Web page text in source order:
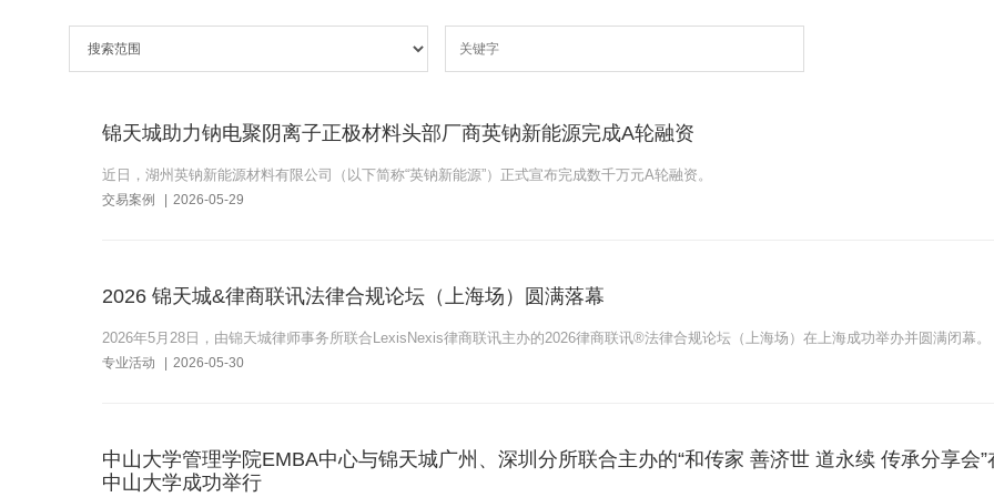
锦天城助力钠电聚阴离子正极材料头部厂商英钠新能源完成A轮融资
近日，湖州英钠新能源材料有限公司（以下简称“英钠新能源”）正式宣布完成数千万元A轮融资。
交易案例 2026-05-29
2026 锦天城&律商联讯法律合规论坛（上海场）圆满落幕
2026年5月28日，由锦天城律师事务所联合LexisNexis律商联讯主办的2026律商联讯®法律合规论坛（上海场）在上海成功举办并圆满闭幕。
专业活动 2026-05-30
中山大学管理学院EMBA中心与锦天城广州、深圳分所联合主办的“和传家 善济世 道永续 传承分享会”
中山大学成功举行